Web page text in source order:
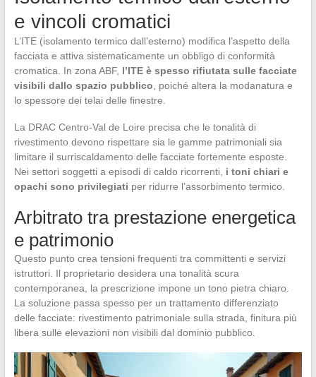
e vincoli cromatici
L’ITE (isolamento termico dall’esterno) modifica l’aspetto della
facciata e attiva sistematicamente un obbligo di conformità
cromatica. In zona ABF, l’ITE è spesso rifiutata sulle facciate
visibili dallo spazio pubblico, poiché altera la modanatura e
lo spessore dei telai delle finestre.
La DRAC Centro-Val de Loire precisa che le tonalità di
rivestimento devono rispettare sia le gamme patrimoniali sia
limitare il surriscaldamento delle facciate fortemente esposte.
Nei settori soggetti a episodi di caldo ricorrenti, i toni chiari e
opachi sono privilegiati per ridurre l’assorbimento termico.
Arbitrato tra prestazione energetica
e patrimonio
Questo punto crea tensioni frequenti tra committenti e servizi
istruttori. Il proprietario desidera una tonalità scura
contemporanea, la prescrizione impone un tono pietra chiaro.
La soluzione passa spesso per un trattamento differenziato
delle facciate: rivestimento patrimoniale sulla strada, finitura più
libera sulle elevazioni non visibili dal dominio pubblico.